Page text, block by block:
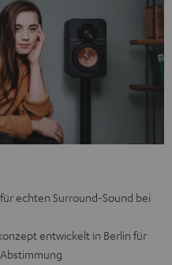
echten Surround-Sound bei
entwickelt in Berlin für